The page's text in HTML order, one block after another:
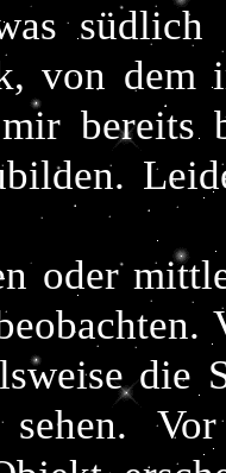
von dem
bereits
oder
die
Vor